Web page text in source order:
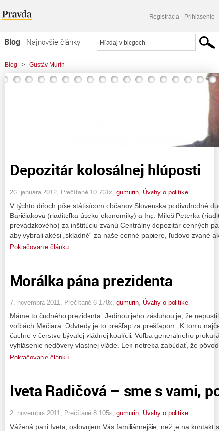
Registrácia Prihlásenie
Blog
Najnovšie články
Najčítanejšie články
Najkomentovanejšie články
Blog > Gustáv Murín
Depozitár kolosálnej hlúposti
26. januára 2012, Prečítané 10 761x, gumurin Úvahy o politike
V týchto dňoch píše státisícom občanov Slovenska podivuhodné
Baričiaková (riaditeľka úseku ekonomiky) a Ing. Miloš Peterka
prevádzkového) za inštitúciu zvanú Centrálny depozitár cenných
aby vybrali akési „skladné“ za naše cenné papiere, ľudovo zvané
Pokračovanie článku
Morálka pána prezidenta
7. novembra 2011, Prečítané 6 178x, gumurin, Úvahy o politike
Máme to čudného prezidenta. Jedinou jeho zásluhou je, že
voľbách Mečiara. Odvtedy je to prešľap za prešľapom. K tomu
čachre v čerstvo bývalej vládnej koalícii. Voľba generálneho
vyhlásenie nedôvery vlastnej vláde. Len netreba zabúdať, že
Pokračovanie článku
Iveta Radičová – sme s vami,
2. novembra 2011, Prečítané 8 105x, gumurin Úvahy o politike
Vážená pani Iveta, oslovujem Vás familiárnejšie, než je na kontakt